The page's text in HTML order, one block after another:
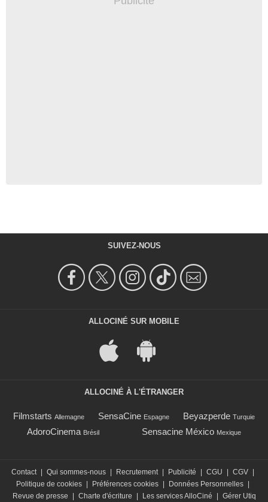
SUIVEZ-NOUS
ALLOCINÉ SUR MOBILE
ALLOCINÉ À L'ÉTRANGER
Filmstarts Allemagne SensaCine Espagne Beyazperde Turquie
AdoroCinema Brésil Sensacine México Mexique
Contact Qui sommes-nous Recrutement Publicité CGU CGV
Politique de cookies
Préférences cookies Données Personnelles
Revue de presse
Charte d'écriture Les services AlloCiné Gérer Utiq